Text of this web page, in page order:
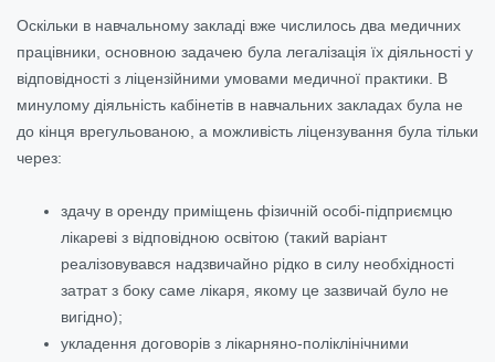
Оскільки в навчальному закладі вже числилось два медичних
працівники, основною задачею була легалізація їх діяльності у
відповідності з ліцензійними умовами медичної практики. В
минулому діяльність кабінетів в навчальних закладах була не
до кінця врегульованою, а можливість ліцензування була тільки
через:
здачу в оренду приміщень фізичній особі-підприємцю
лікареві з відповідною освітою (такий варіант
реалізовувався надзвичайно рідко в силу необхідності
затрат з боку саме лікаря, якому це зазвичай було не
вигідно);
укладення договорів з лікарняно-поліклінічними